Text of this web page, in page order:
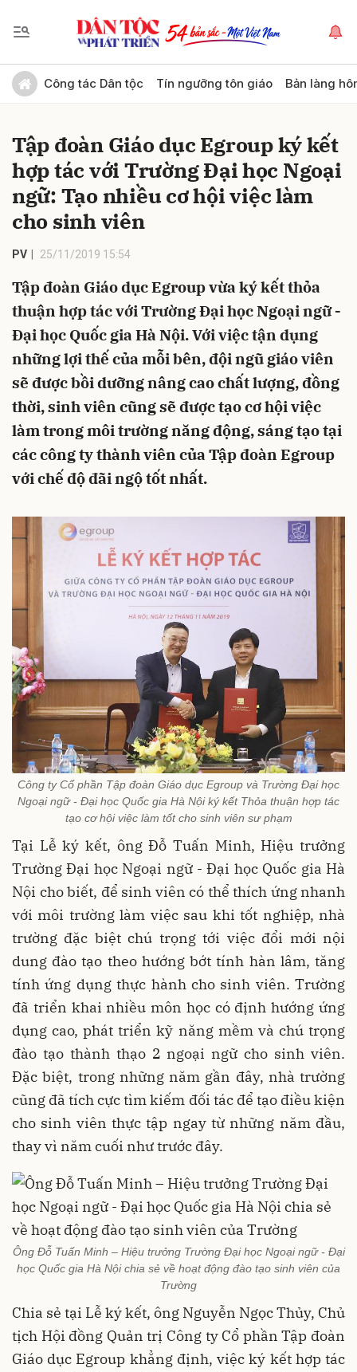
Công tác Dân tộc Tín ngưỡng tôn giáo Bản làng
Tập đoàn Giáo dục Egroup ký kết
hợp tác với Trường Đại học Ngoại
ngữ: Tạo nhiều cơ hội việc làm
cho sinh viên
PV 25/11/2019 15:54
Tập đoàn Giáo dục Egroup vừa ký kết thỏa
thuận hợp tác với Trường Đại học Ngoại ngữ -
Đại học Quốc gia Hà Nội. Với việc tận dụng
những lợi thế của mỗi bên, đội ngũ giáo viên
sẽ được bồi dưỡng nâng cao chất lượng, đồng
thời, sinh viên cũng sẽ được tạo cơ hội việc
làm trong môi trường năng động, sáng tạo tại
các công ty thành viên của Tập đoàn Egroup
với chế độ đãi ngộ tốt nhất.
Công ty Cổ phần Tập đoàn Giáo dục Egroup và Trường Đại học
Ngoại ngữ - Đại học Quốc gia Hà Nội ký kết Thỏa thuận hợp tác
tạo cơ hội việc làm tốt cho sinh viên sư phạm
Tại Lễ ký kết, ông Đỗ Tuấn Minh, Hiệu trưởng
Trường Đại học Ngoại ngữ - Đại học Quốc gia Hà
Nội cho biết, để sinh viên có thể thích ứng nhanh
với môi trường làm việc sau khi tốt nghiệp, nhà
trường đặc biệt chú trọng tới việc đổi mới nội
dung đào tạo theo hướng bớt tính hàn lâm, tăng
tính ứng dụng thực hành cho sinh viên. Trường
đã triển khai nhiều môn học có định hướng ứng
dụng cao, phát triển kỹ năng mềm và chú trọng
đào tạo thành thạo 2 ngoại ngữ cho sinh viên.
Đặc biệt, trong những năm gần đây, nhà trường
cũng đã tích cực tìm kiếm đối tác để tạo điều kiện
cho sinh viên thực tập ngay từ những năm đầu,
thay vì năm cuối như trước đây.
Ông Đỗ Tuấn Minh – Hiệu trưởng Trường Đại học Ngoại ngữ - Đại
học Quốc gia Hà Nội chia sẻ về hoạt động đào tạo sinh viên của
Trường
Chia sẻ tại Lễ ký kết, ông Nguyễn Ngọc Thủy, Chủ
tịch Hội đồng Quản trị Công ty Cổ phần Tập đoàn
Giáo dục Egroup khẳng định, việc ký kết hợp tác
Gửi bình luận